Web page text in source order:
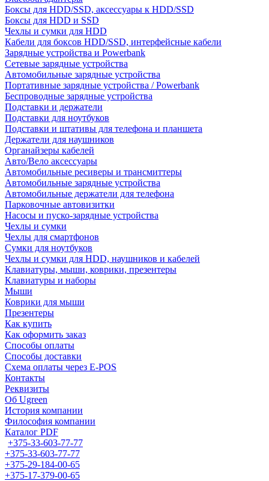
Боксы для HDD/SSD, аксессуары к HDD/SSD
Боксы для HDD и SSD
Чехлы и сумки для HDD
Кабели для боксов HDD/SSD, интерфейсные кабели
Зарядные устройства и Powerbank
Сетевые зарядные устройства
Автомобильные зарядные устройства
Портативные зарядные устройства / Powerbank
Беспроводные зарядные устройства
Подставки и держатели
Подставки для ноутбуков
Подставки и штативы для телефона и планшета
Держатели для наушников
Органайзеры кабелей
Авто/Вело аксессуары
Автомобильные ресиверы и трансмиттеры
Автомобильные зарядные устройства
Автомобильные держатели для телефона
Парковочные автовизитки
Насосы и пуско-зарядные устройства
Чехлы и сумки
Чехлы для смартфонов
Сумки для ноутбуков
Чехлы и сумки для HDD, наушников и кабелей
Клавиатуры, мыши, коврики, презентеры
Клавиатуры и наборы
Мыши
Коврики для мыши
Презентеры
Как купить
Как оформить заказ
Способы оплаты
Способы доставки
Схема оплаты через E-POS
Контакты
Реквизиты
Об Ugreen
История компании
Философия компании
Каталог PDF
+375-33-603-77-77
+375-33-603-77-77
+375-29-184-00-65
+375-17-379-00-65